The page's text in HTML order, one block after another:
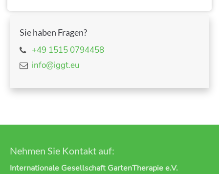
Sie haben Fragen?
+49 1515 0794458
info@iggt.eu
Nehmen Sie Kontakt auf:
Internationale Gesellschaft GartenTherapie e.V.